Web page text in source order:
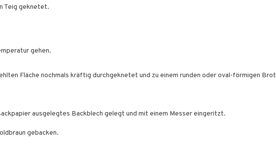
Teig geknetet.
gehen.
Fläche nochmals kräftig durchgeknetet und zu einem runden oder oval-förmigen
ausgelegtes Backblech gelegt und mit einem Messer eingeritzt.
gebacken.